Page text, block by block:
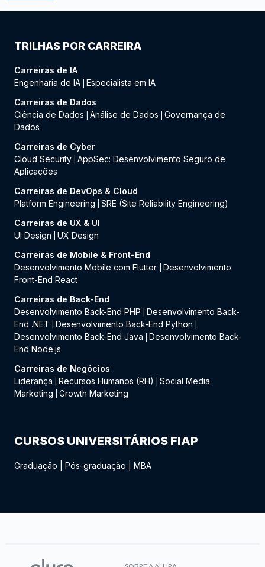
TRILHAS POR CARREIRA
Carreiras de IA
Engenharia de IA Especialista em IA
Carreiras de Dados
Ciência de Dados
Análise de Dados
Governança de
Dados
Carreiras de Cyber
Cloud Security AppSec: Desenvolvimento Seguro de
Aplicações
Carreiras de DevOps & Cloud
Platform Engineering
SRE (Site Reliability Engineering)
Carreiras de UX & UI
UI Design
UX Design
Carreiras de Mobile & Front-End
Desenvolvimento Mobile com Flutter
Desenvolvimento
Front-End React
Carreiras de Back-End
Desenvolvimento Back-End PHP
Desenvolvimento Back-
End .NET
Desenvolvimento Back-End Python
Desenvolvimento Back-End Java
Desenvolvimento Back-
End Node.js
Carreiras de Negócios
Liderança
Recursos Humanos (RH)
Social Media
Marketing
Growth Marketing
CURSOS UNIVERSITÁRIOS FIAP
Graduação Pós-graduação MBA